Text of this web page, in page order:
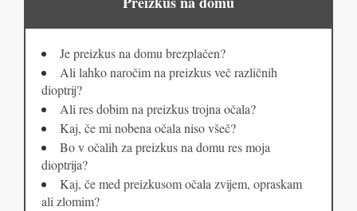
Je preizkus na domu brezplačen?
Ali lahko naročim na preizkus več različnih
dioptrij?
Ali res dobim na preizkus trojna očala?
Kaj, če mi nobena očala niso všeč?
Bo v očalih za preizkus na domu res moja
dioptrija?
Kaj, če med preizkusom očala zvijem, opraskam
ali zlomim?